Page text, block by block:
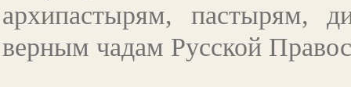
архипастырям, пастырям,
верным чадам Русской